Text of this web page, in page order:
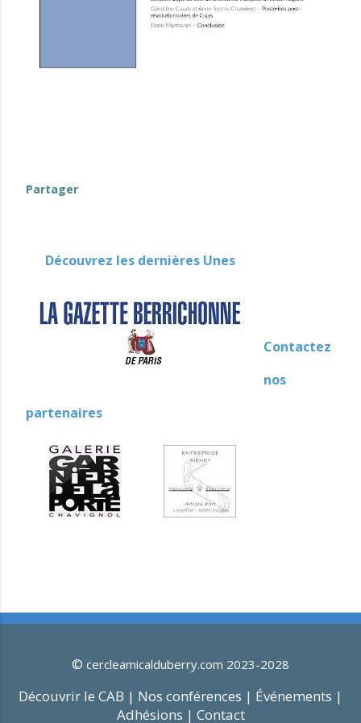
Partager
Découvrez les dernières Unes
Contactez
nos
partenaires
© cercleamicalduberry.com 2023-2028
Découvrir le CAB | Nos conférences | Événements |
Adhésions | Contact